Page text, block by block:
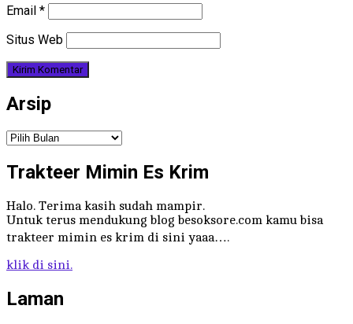
Email *
Situs Web
Arsip
Arsip
Trakteer Mimin Es Krim
Halo. Terima kasih sudah mampir.
Untuk terus mendukung blog besoksore.com kamu bisa
trakteer mimin es krim di sini yaaa….
klik di sini.
Laman